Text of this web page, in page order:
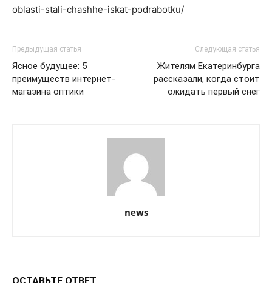
oblasti-stali-chashhe-iskat-podrabotku/
Предыдущая статья
Ясное будущее: 5
преимуществ интернет-
магазина оптики
Следующая статья
Жителям Екатеринбурга
рассказали, когда стоит
ожидать первый снег
news